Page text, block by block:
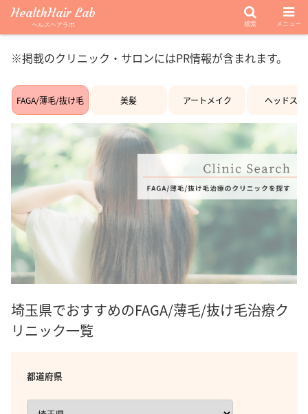
※掲載のクリニック・サロンにはPR情報が含まれます。
FAGA/薄毛/抜け毛 美髪 アートメイク ヘッドスパ
埼玉県でおすすめのFAGA/薄毛/抜け毛治療ク
リニック一覧
都道府県
HealthHair Lab
ヘルスヘアラボ 検索 メニュー